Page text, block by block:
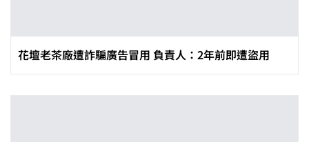
花壇老茶廠遭詐騙廣告冒用 負責人：2年前即遭盜用